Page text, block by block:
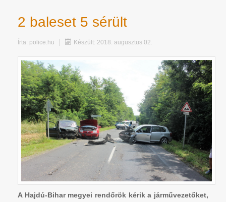
2 baleset 5 sérült
Írta: police.hu Készült: 2018. augusztus 02.
A Hajdú-Bihar megyei rendőrök kérik a járművezetőket,